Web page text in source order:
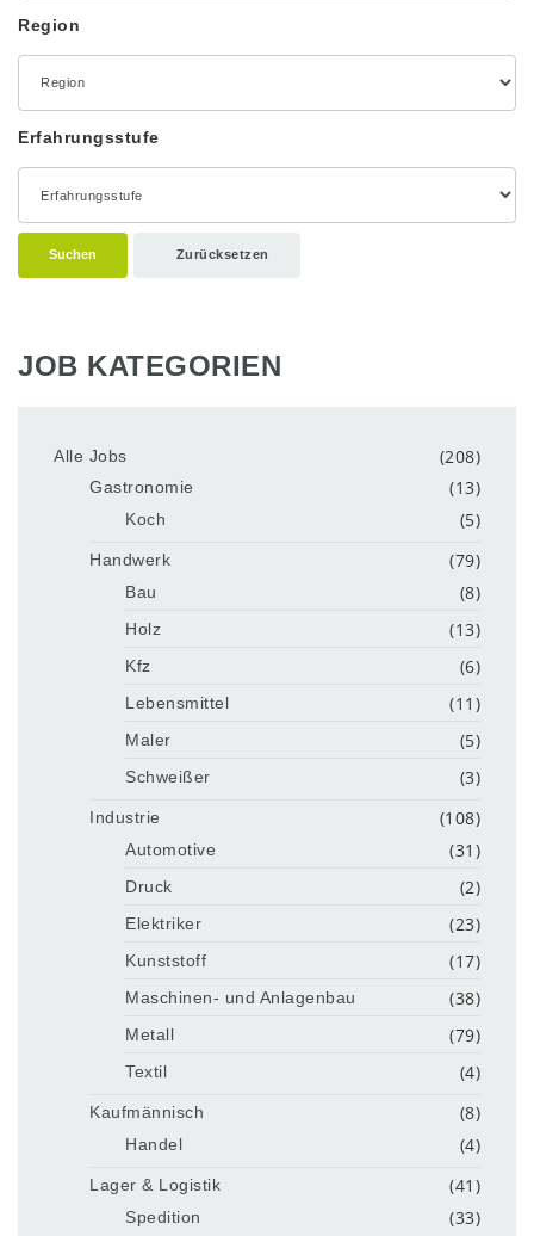
Region
Erfahrungsstufe
Suchen Zurücksetzen
JOB KATEGORIEN
Alle Jobs (208)
Gastronomie (13)
Koch (5)
Handwerk (79)
Bau (8)
Holz (13)
Kfz (6)
Lebensmittel (11)
Maler (5)
Schweißer (3)
Industrie (108)
Automotive (31)
Druck (2)
Elektriker (23)
Kunststoff (17)
Maschinen- und Anlagenbau (38)
Metall (79)
Textil (4)
Kaufmännisch (8)
Handel (4)
Lager & Logistik (41)
Spedition (33)